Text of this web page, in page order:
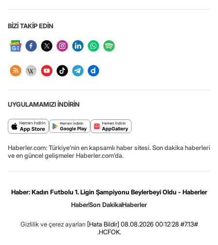
BİZİ TAKİP EDİN
UYGULAMAMIZI İNDİRİN
Haberler.com: Türkiye’nin en kapsamlı haber sitesi. Son dakika haberleri
ve en güncel gelişmeler Haberler.com’da.
Haber: Kadın Futbolu 1. Ligin Şampiyonu Beylerbeyi Oldu - Haberler
HaberSon DakikaHaberler
Gizlilik ve çerez ayarları [Hata Bildir] 08.08.2026 00:12:28 #7.13#
.HCFOK.